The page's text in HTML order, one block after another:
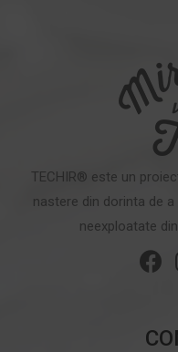
TECHIR® este un
nastere din dorinta de
neexploatate